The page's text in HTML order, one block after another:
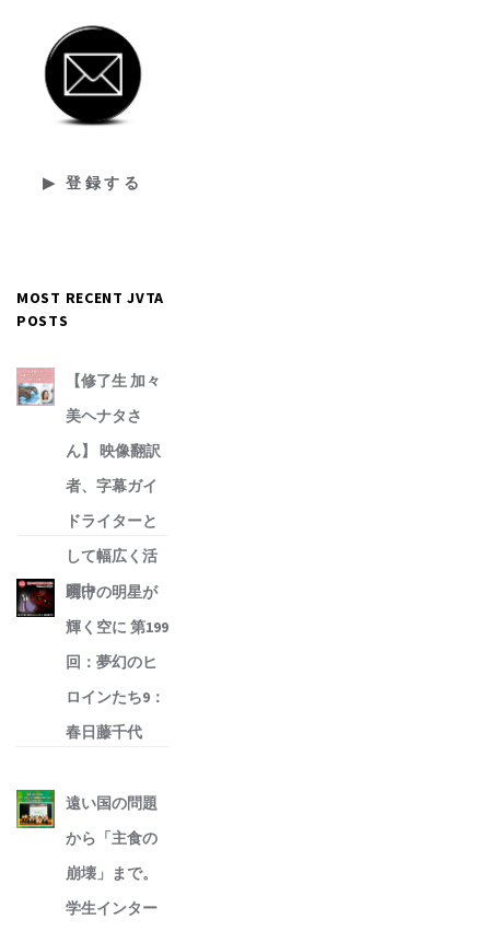
MOST RECENT JVTA
POSTS
【修了生 加々
美ヘナタさ
ん】 映像翻訳
者、字幕ガイ
ドライターと
して幅広く活
躍中
明けの明星が
輝く空に 第199
回：夢幻のヒ
ロインたち9：
春日藤千代
遠い国の問題
から「主食の
崩壊」まで。
学生インター